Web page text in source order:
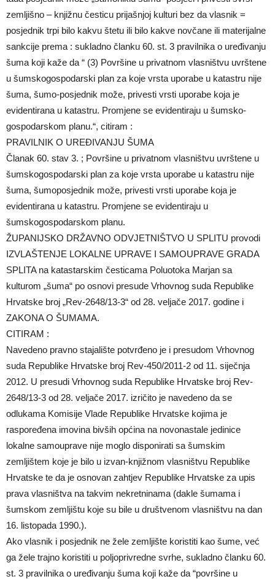
zemljišno – knjižnu česticu prijašnjoj kulturi bez da vlasnik =
posjednik trpi bilo kakvu štetu ili bilo kakve novčane ili materijalne
sankcije prema : sukladno članku 60. st. 3 pravilnika o uređivanju
šuma koji kaže da “ (3) Površine u privatnom vlasništvu uvrštene
u šumskogospodarski plan za koje vrsta uporabe u katastru nije
šuma, šumo-posjednik može, privesti vrsti uporabe koja je
evidentirana u katastru. Promjene se evidentiraju u šumsko-
gospodarskom planu.“, citiram :
PRAVILNIK O UREĐIVANJU ŠUMA
Članak 60. stav 3. ; Površine u privatnom vlasništvu uvrštene u
šumskogospodarski plan za koje vrsta uporabe u katastru nije
šuma, šumoposjednik može, privesti vrsti uporabe koja je
evidentirana u katastru. Promjene se evidentiraju u
šumskogospodarskom planu.
ŽUPANIJSKO DRŽAVNO ODVJETNIŠTVO U SPLITU provodi
IZVLAŠTENJE LOKALNE UPRAVE I SAMOUPRAVE GRADA
SPLITA na katastarskim česticama Poluotoka Marjan sa
kulturom „šuma“ po osnovi presude Vrhovnog suda Republike
Hrvatske broj „Rev-2648/13-3“ od 28. veljače 2017. godine i
ZAKONA O ŠUMAMA.
CITIRAM :
Navedeno pravno stajalište potvrđeno je i presudom Vrhovnog
suda Republike Hrvatske broj Rev-450/2011-2 od 11. siječnja
2012. U presudi Vrhovnog suda Republike Hrvatske broj Rev-
2648/13-3 od 28. veljače 2017. izričito je navedeno da se
odlukama Komisije Vlade Republike Hrvatske kojima je
raspoređena imovina bivših općina na novonastale jedinice
lokalne samouprave nije moglo disponirati sa šumskim
zemljištem koje je bilo u izvan-knjižnom vlasništvu Republike
Hrvatske te da je osnovan zahtjev Republike Hrvatske za upis
prava vlasništva na takvim nekretninama (dakle šumama i
šumskom zemljištu koje su bile u društvenom vlasništvu na dan
16. listopada 1990.).
Ako vlasnik i posjednik ne žele zemljište koristiti kao šume, već
ga žele trajno koristiti u poljoprivredne svrhe, sukladno članku 60.
st. 3 pravilnika o uređivanju šuma koji kaže da “površine u